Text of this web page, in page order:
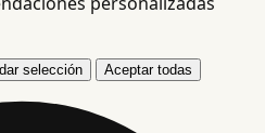
selección Aceptar todas